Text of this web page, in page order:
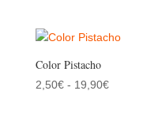
desde
Color Pistacho
2,50€ - 19,90€Rango